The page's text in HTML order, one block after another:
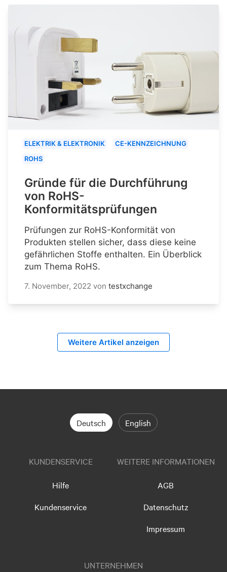
ELEKTRIK & ELEKTRONIK
CE-KENNZEICHNUNG
ROHS
Gründe für die Durchführung
von RoHS-
Konformitätsprüfungen
Prüfungen zur RoHS-Konformität von
Produkten stellen sicher, dass diese keine
gefährlichen Stoffe enthalten. Ein Überblick
zum Thema RoHS.
7. November, 2022 von testxchange
Weitere Artikel anzeigen
Deutsch English
KUNDENSERVICE
Hilfe
Kundenservice
WEITERE INFORMATIONEN
AGB
Datenschutz
Impressum
UNTERNEHMEN